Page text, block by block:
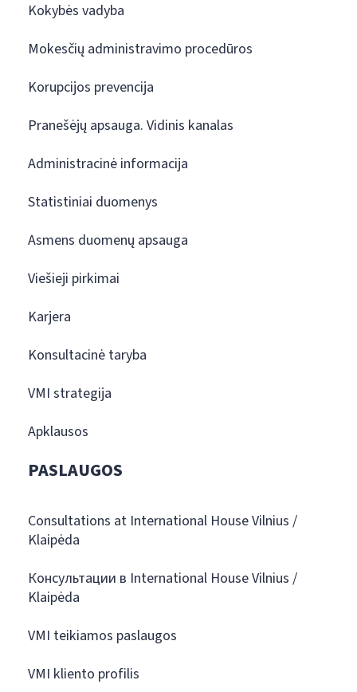
Kokybės vadyba
Mokesčių administravimo procedūros
Korupcijos prevencija
Pranešėjų apsauga. Vidinis kanalas
Administracinė informacija
Statistiniai duomenys
Asmens duomenų apsauga
Viešieji pirkimai
Karjera
Konsultacinė taryba
VMI strategija
Apklausos
PASLAUGOS
Consultations at International House Vilnius /
Klaipėda
Консультации в International House Vilnius /
Klaipėda
VMI teikiamos paslaugos
VMI kliento profilis